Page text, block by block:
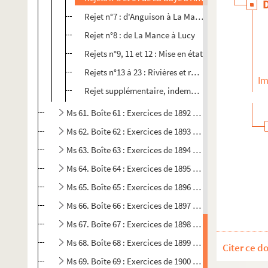
Rejet n°7 : d'Anguison à La Mance
Rejet n°8 : de La Mance à Lucy
Rejets n°9, 11 et 12 : Mise en état
Rejets n°13 à 23 : Rivières et ruisseaux
Rejet supplémentaire, indemnités des tricages et
Ms 61. Boîte 61 : Exercices de 1892 à 1893
Ms 62. Boîte 62 : Exercices de 1893 à 1894
Ms 63. Boîte 63 : Exercices de 1894 à 1895
Ms 64. Boîte 64 : Exercices de 1895 à 1896
Ms 65. Boîte 65 : Exercices de 1896 à 1897
Ms 66. Boîte 66 : Exercices de 1897 à 1898
Ms 67. Boîte 67 : Exercices de 1898 à 1899
Ms 68. Boîte 68 : Exercices de 1899 à 1900
Ms 69. Boîte 69 : Exercices de 1900 à 1901
Citer ce